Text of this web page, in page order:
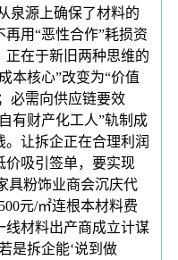
泉源上确保了材料的
用“恶性合作”耗损资
正在于新旧两种思维的
本核心”改变为“价值
必需向供应链要效
有财产化工人”轨制成
让拆企正在合理利润
价吸引签单，要实现
具粉饰业商会沉庆代
元/㎡连根本材料费
线材料出产商成立计谋
是拆企能‘说到做